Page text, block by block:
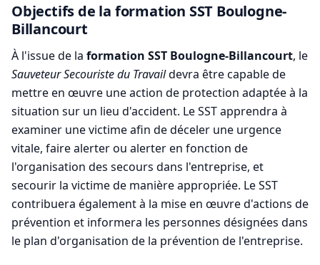
Objectifs de la formation SST Boulogne-
Billancourt
À l'issue de la formation SST Boulogne-Billancourt, le
Sauveteur Secouriste du Travaildevra être capable de
mettre en œuvre une action de protection adaptée à la
situation sur un lieu d'accident. Le SST apprendra à
examiner une victime afin de déceler une urgence
vitale, faire alerter ou alerter en fonction de
l'organisation des secours dans l'entreprise, et
secourir la victime de manière appropriée. Le SST
contribuera également à la mise en œuvre d'actions de
prévention et informera les personnes désignées dans
le plan d'organisation de la prévention de l'entreprise.